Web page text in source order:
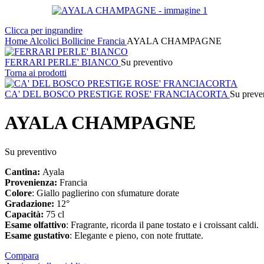
Clicca per ingrandire
Home Alcolici Bollicine Francia AYALA CHAMPAGNE
FERRARI PERLE' BIANCO Su preventivo
Torna ai prodotti
CA' DEL BOSCO PRESTIGE ROSE' FRANCIACORTA Su
AYALA CHAMPAGNE
Su preventivo
Cantina: Ayala
Provenienza: Francia
Colore: Giallo paglierino con sfumature dorate
Gradazione: 12°
Capacità: 75 cl
Esame olfattivo: Fragrante, ricorda il pane tostato e i croissant caldi.
Esame gustativo: Elegante e pieno, con note fruttate.
Compara